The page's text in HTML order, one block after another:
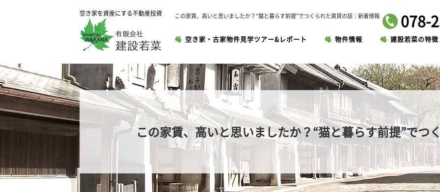
空き家を資産にする不動産投資 この家賃、高いと思いましたか？“猫と暮らす前提”でつくられた賃貸の話｜新着情報 078-
空き家・古家物件見学ツアー&レポート 物件情報 建設若菜の特徴
この家賃、高いと思いましたか？“猫と暮らす前提”でつ